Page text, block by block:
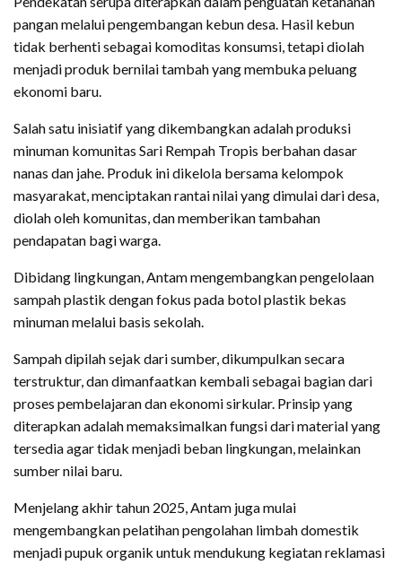
pangan melalui pengembangan kebun desa. Hasil kebun
tidak berhenti sebagai komoditas konsumsi, tetapi diolah
menjadi produk bernilai tambah yang membuka peluang
ekonomi baru.
Salah satu inisiatif yang dikembangkan adalah produksi
minuman komunitas Sari Rempah Tropis berbahan dasar
nanas dan jahe. Produk ini dikelola bersama kelompok
masyarakat, menciptakan rantai nilai yang dimulai dari desa,
diolah oleh komunitas, dan memberikan tambahan
pendapatan bagi warga.
Dibidang lingkungan, Antam mengembangkan pengelolaan
sampah plastik dengan fokus pada botol plastik bekas
minuman melalui basis sekolah.
Sampah dipilah sejak dari sumber, dikumpulkan secara
terstruktur, dan dimanfaatkan kembali sebagai bagian dari
proses pembelajaran dan ekonomi sirkular. Prinsip yang
diterapkan adalah memaksimalkan fungsi dari material yang
tersedia agar tidak menjadi beban lingkungan, melainkan
sumber nilai baru.
Menjelang akhir tahun 2025, Antam juga mulai
mengembangkan pelatihan pengolahan limbah domestik
menjadi pupuk organik untuk mendukung kegiatan reklamasi